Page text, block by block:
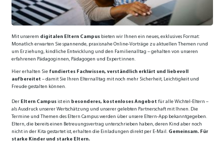
Mit unserem digitalen Eltern Campusbieten wir Ihnen ein neues, exklusives Format:
Monatlich erwarten Sie spannende, praxisnahe Online-Vorträge zu aktuellen Themen rund
um Erziehung, kindliche Entwicklung und den Familienalltag – gehalten von unseren
erfahrenen Pädagoginnen, Pädagogen und Expert:innen.
Hier erhalten Sie fundiertes Fachwissen, verständlich erklärt und liebevoll
aufbereitet – damit Sie Ihren Elternalltag mit noch mehr Sicherheit, Leichtigkeit und
Freude gestalten können.
Der Eltern Campusist ein besonderes, kostenloses Angebot für alle Wichtel-Eltern –
als Ausdruck unserer Wertschätzung und unserer gelebten Partnerschaft mit Ihnen. Die
Termine und Themen des Eltern Campus werden über unsere Eltern-App bekanntgegeben.
Eltern, die bereits einen Betreuungsvertrag unterschrieben haben, deren Kind aber noch
nicht in der Kita gestartet ist, erhalten die Einladungen direkt per E-Mail. Gemeinsam. Für
starke Kinder und starke Eltern.